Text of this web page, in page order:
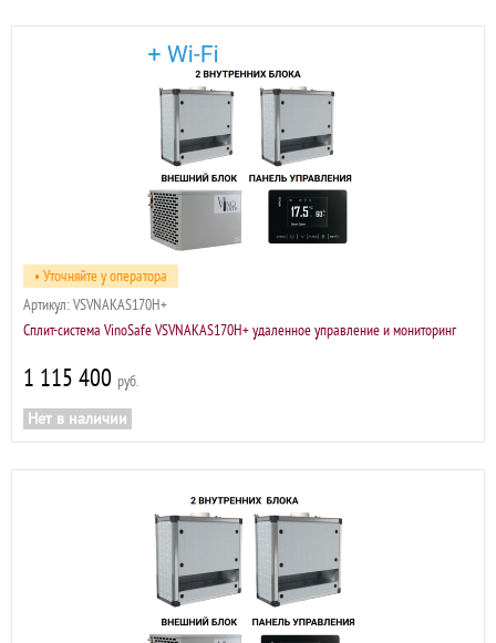
• Уточняйте у оператора
Артикул: VSVNAKAS170H+
Сплит-система VinoSafe VSVNAKAS170H+ удаленное управление и мониторинг
1 115 400 р
Нет в наличии